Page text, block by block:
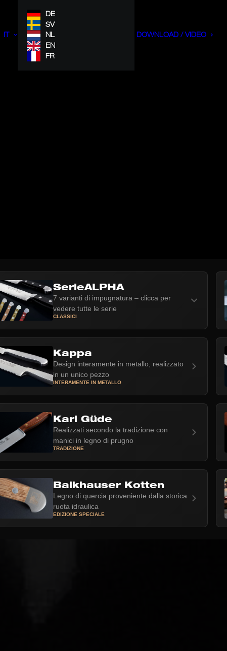
IT
DE
SV
NL
EN
FR
DOWNLOAD / VIDEO
SerieALPHA
7 varianti di impugnatura – clicca per
vedere tutte le serie
CLASSICI
Kappa
Design interamente in metallo, realizzato
in un unico pezzo
INTERAMENTE IN METALLO
Karl Güde
Realizzati secondo la tradizione con
manici in legno di prugno
TRADIZIONE
Balkhauser Kotten
Legno di quercia proveniente dalla storica
ruota idraulica
EDIZIONE SPECIALE